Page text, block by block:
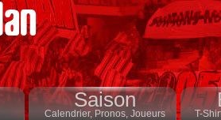
Saison
Calendrier,Pronos, Joueurs T-